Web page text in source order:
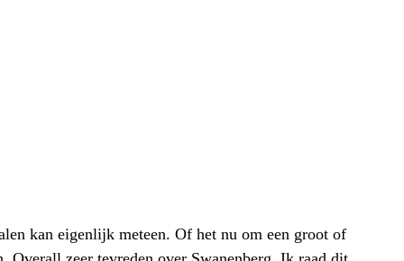
kan eigenlijk meteen. Of het nu om een groot of